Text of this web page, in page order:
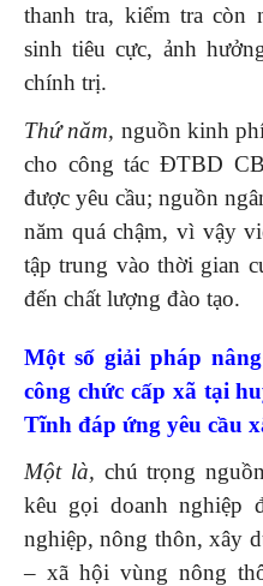
thanh tra, kiểm tra còn
sinh tiêu cực, ảnh
chính trị.
Thứ năm, nguồn kinh
cho công tác ĐTBD
được yêu cầu; nguồn
năm quá chậm, vì vậy
tập trung vào thời gian
đến chất lượng đào tạo.
Một số giải pháp
công chức cấp xã tại
Tĩnh đáp ứng yêu cầu
Một là, chú trọng
kêu gọi doanh nghiệp
nghiệp, nông thôn, xây
– xã hội vùng nông